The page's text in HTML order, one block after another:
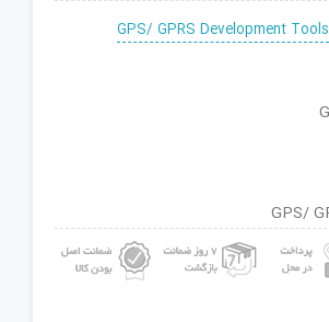
GPS/ GPRS Development Tools